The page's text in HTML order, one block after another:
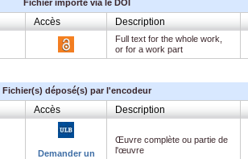
Fichier importé via le DOI
Accès Description
Full text for the whole work,
or for a work part
Fichier(s) déposé(s) par l'encodeur
Accès Description
Demander un
Œuvre complète ou partie de
l'œuvre